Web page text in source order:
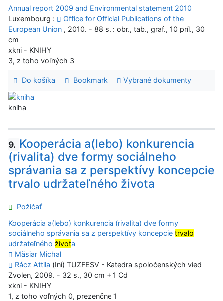
Annual report 2009 and Environmental statement 2010
Luxembourg :
Office for Official Publications of the
European Union , 2010. - 88 s. : obr., tab., graf., 10 príl., 30
cm
xkni - KNIHY
3, z toho voľných 3
Do košíka Bookmark Vybrané dokumenty
kniha
9. Kooperácia a(lebo) konkurencia
(rivalita) dve formy sociálneho
správania sa z perspektívy koncepcie
trvalo udržateľného života
Požičať
Kooperácia a(lebo) konkurencia (rivalita) dve formy
sociálneho správania sa z perspektívy koncepcie trvalo
udržateľného života
Mäsiar Michal
Rácz Attila (Iní) TUZFESV - Katedra spoločenských vied
Zvolen, 2009. - 32 s., 30 cm + 1 Cd
xkni - KNIHY
1, z toho voľných 0, prezenčne 1